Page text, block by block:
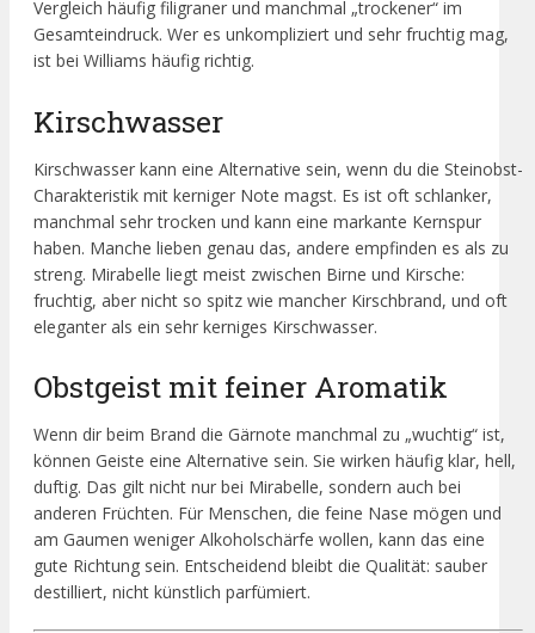
Vergleich häufig filigraner und manchmal „trockener“ im
Gesamteindruck. Wer es unkompliziert und sehr fruchtig mag,
ist bei Williams häufig richtig.
Kirschwasser
Kirschwasser kann eine Alternative sein, wenn du die Steinobst-
Charakteristik mit kerniger Note magst. Es ist oft schlanker,
manchmal sehr trocken und kann eine markante Kernspur
haben. Manche lieben genau das, andere empfinden es als zu
streng. Mirabelle liegt meist zwischen Birne und Kirsche:
fruchtig, aber nicht so spitz wie mancher Kirschbrand, und oft
eleganter als ein sehr kerniges Kirschwasser.
Obstgeist mit feiner Aromatik
Wenn dir beim Brand die Gärnote manchmal zu „wuchtig“ ist,
können Geiste eine Alternative sein. Sie wirken häufig klar, hell,
duftig. Das gilt nicht nur bei Mirabelle, sondern auch bei
anderen Früchten. Für Menschen, die feine Nase mögen und
am Gaumen weniger Alkoholschärfe wollen, kann das eine
gute Richtung sein. Entscheidend bleibt die Qualität: sauber
destilliert, nicht künstlich parfümiert.